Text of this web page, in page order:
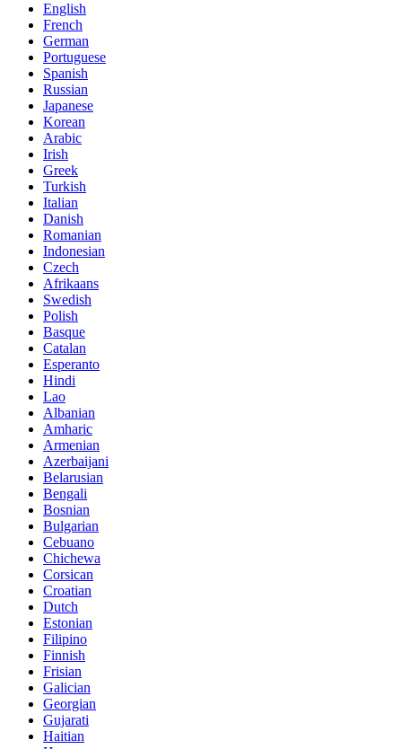
English
French
German
Portuguese
Spanish
Russian
Japanese
Korean
Arabic
Irish
Greek
Turkish
Italian
Danish
Romanian
Indonesian
Czech
Afrikaans
Swedish
Polish
Basque
Catalan
Esperanto
Hindi
Lao
Albanian
Amharic
Armenian
Azerbaijani
Belarusian
Bengali
Bosnian
Bulgarian
Cebuano
Chichewa
Corsican
Croatian
Dutch
Estonian
Filipino
Finnish
Frisian
Galician
Georgian
Gujarati
Haitian